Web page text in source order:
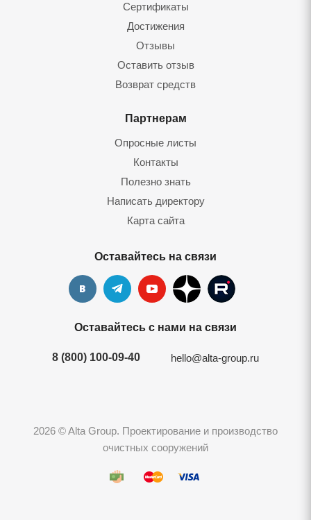
Сертификаты
Достижения
Отзывы
Оставить отзыв
Возврат средств
Партнерам
Опросные листы
Контакты
Полезно знать
Написать директору
Карта сайта
Оставайтесь на связи
Оставайтесь с нами на связи
8 (800) 100-09-40 hello@alta-group.ru
2026 © Alta Group. Проектирование и производство
очистных сооружений